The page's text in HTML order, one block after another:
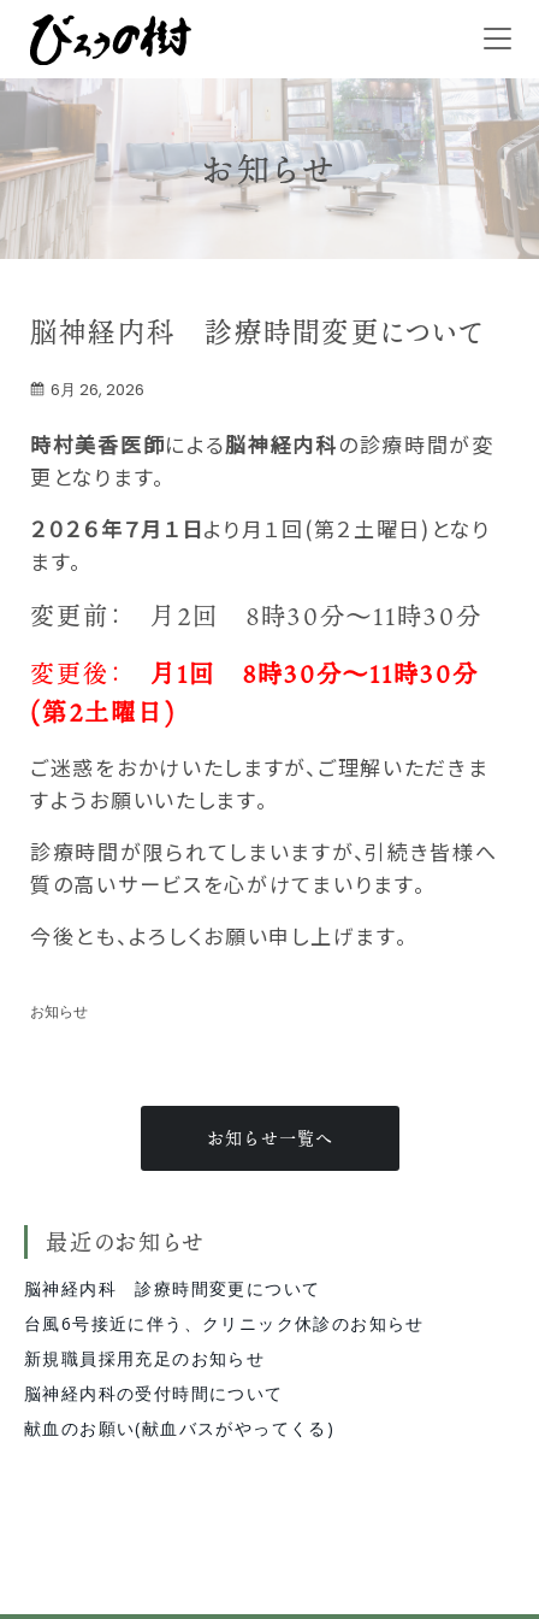
お知らせ
脳神経内科 診療時間変更について
6月 26, 2026
時村美香医師による脳神経内科の診療時間が変
更となります。
２０２６年７月１日より月１回(第２土曜日)となり
ます。
変更前： 月２回 ８時３０分～１１時３０分
変更後：
月１回 ８時３０分～１１時３０分
(第２土曜日)
ご迷惑をおかけいたしますが、ご理解いただきま
すようお願いいたします。
診療時間が限られてしまいますが、引続き皆様へ
質の高いサービスを心がけてまいります。
今後とも、よろしくお願い申し上げます。
お知らせ
お知らせ一覧へ
最近のお知らせ
脳神経内科 診療時間変更について
台風6号接近に伴う、クリニック休診のお知らせ
新規職員採用充足のお知らせ
脳神経内科の受付時間について
献血のお願い(献血バスがやってくる)